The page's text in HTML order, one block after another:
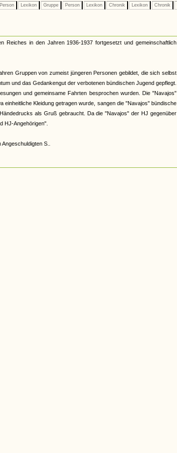
Person Lexikon Gruppe Person Lexikon Chronik Lexikon Chronik
in den Jahren 1936-1937 fortgesetzt und gemeinschaftlich
Gruppen von zumeist jüngeren Personen gebildet, die sich selbst
und das Gedankengut der verbotenen bündischen Jugend gepflegt.
und gemeinsame Fahrten besprochen wurden. Die "Navajos"
Kleidung getragen wurde, sangen die "Navajos" bündische
als Gruß gebraucht. Da die "Navajos" der HJ gegenüber
HJ-Angehörigen".
S..